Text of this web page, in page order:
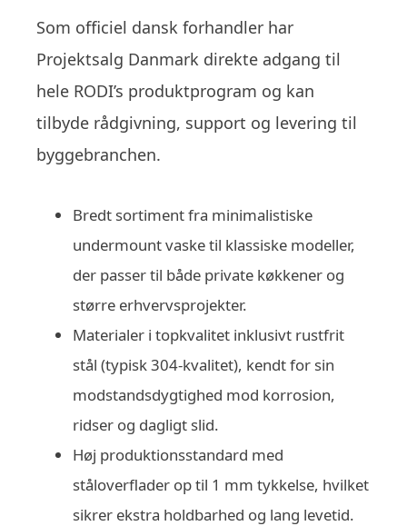
Som officiel dansk forhandler har
Projektsalg Danmark direkte adgang til
hele RODI’s produktprogram og kan
tilbyde rådgivning, support og levering til
byggebranchen.
Bredt sortiment fra minimalistiske
undermount vaske til klassiske modeller,
der passer til både private køkkener og
større erhvervsprojekter.
Materialer i topkvalitet inklusivt rustfrit
stål (typisk 304-kvalitet), kendt for sin
modstandsdygtighed mod korrosion,
ridser og dagligt slid.
Høj produktionsstandard med
ståloverflader op til 1 mm tykkelse, hvilket
sikrer ekstra holdbarhed og lang levetid.